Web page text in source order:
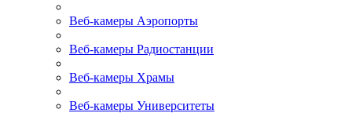
Веб-камеры Аэропорты
Веб-камеры Радиостанции
Веб-камеры Храмы
Веб-камеры Университеты